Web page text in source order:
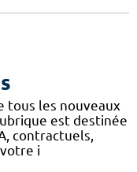
tous les nouveaux
est destinée
contractuels,
i